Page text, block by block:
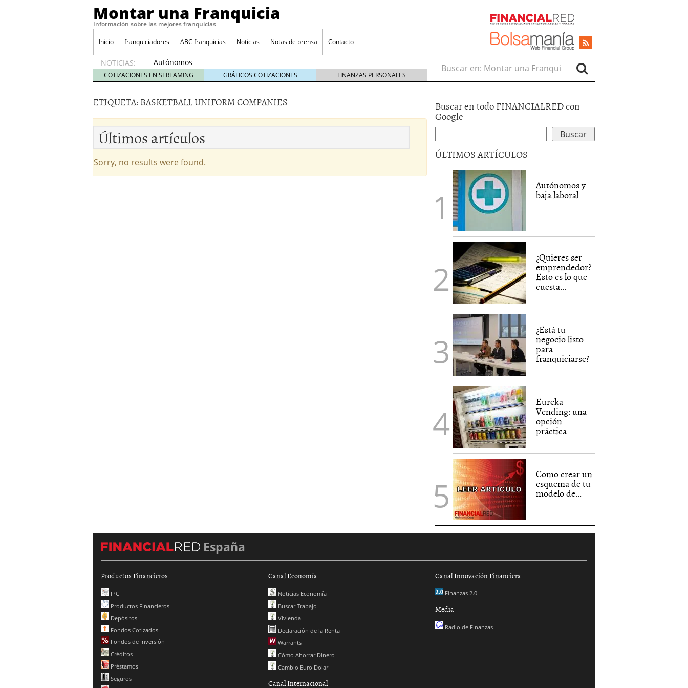
Montar una Franquicia
Información sobre las mejores franquicias
Inicio franquiciadores ABC franquicias Noticias Notas de prensa Contacto
NOTICIAS:
Autónomos
y baja
laboral
2014
¿Quieres ser emprendedor? Esto es lo que cuesta y las ayudas que puedes
tener 4 julio 2014
¿Está tu negocio listo para franquiciarse?
Eureka Vending: una opción práctica
COTIZACIONES EN STREAMING GRÁFICOS COTIZACIONES FINANZAS PERSONALES
Buscar en:
ETIQUETA: BASKETBALL UNIFORM COMPANIES
Últimos artículos
Sorry, no results were found.
Buscar en todo FINANCIALRED con
Google
ÚLTIMOS ARTÍCULOS
Autónomos y
baja laboral
¿Quieres ser
emprendedor?
Esto es lo que
cuesta...
¿Está tu
negocio listo
para
franquiciarse?
Eureka
Vending: una
opción
práctica
Como crear un
esquema de tu
modelo de...
España
Productos Financieros
IPC
Productos Financieros
Depósitos
Fondos Cotizados
Fondos de Inversión
Créditos
Préstamos
Seguros
Canal Economía
Noticias Economía
Buscar Trabajo
Vivienda
Declaración de la Renta
Warrants
Cómo Ahorrar Dinero
Cambio Euro Dolar
Canal Internacional
Canal Innovación Financiera
Finanzas 2.0
Media
Radio de Finanzas